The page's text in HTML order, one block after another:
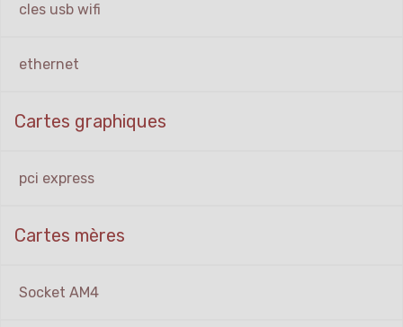
cles usb wifi
ethernet
Cartes graphiques
pci express
Cartes mères
Socket AM4